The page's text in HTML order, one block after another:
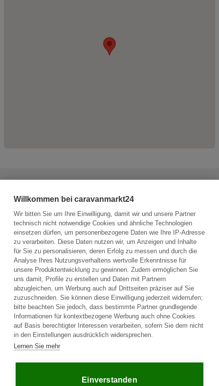
Sie haben die Möglichkeit, dem Verkäufer eine Nachricht zu
senden.
Frage an den Fahrzeughalter stellen
Plattform
Startseite
Über uns
Kontakt
AGB
Willkommen bei caravanmarkt24
Wir bitten Sie um Ihre Einwilligung, damit wir und unsere Partner
technisch nicht notwendige Cookies und ähnliche Technologien
einsetzen dürfen, um personenbezogene Daten wie Ihre IP-Adresse
zu verarbeiten. Diese Daten nutzen wir, um Anzeigen und Inhalte
für Sie zu personalisieren, deren Erfolg zu messen und durch die
Analyse Ihres Nutzungsverhaltens wertvolle Erkenntnisse für
unsere Produktentwicklung zu gewinnen. Zudem ermöglichen Sie
uns damit, Profile zu erstellen und Daten mit Partnern
abzugleichen, um Werbung auch auf Drittseiten präziser auf Sie
zuzuschneiden. Sie können diese Einwilligung jederzeit widerrufen;
bitte beachten Sie jedoch, dass bestimmte Partner grundlegende
Informationen für kontextbezogene Werbung auch ohne Cookies
auf Basis berechtigter Interessen verarbeiten, sofern Sie dem nicht
in den Einstellungen ausdrücklich widersprechen.
Lernen Sie mehr
Einverstanden